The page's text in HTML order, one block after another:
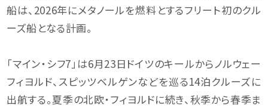
船は、2026年にメタノールを燃料とするフリート初のクル
ーズ船となる計画。
「マイン・シフ7」は6月23日ドイツのキールからノルウェー
フィヨルド、スピッツベルゲンなどを巡る14泊クルーズに
出航する。夏季の北欧・フィヨルドに続き、秋季から春季ま